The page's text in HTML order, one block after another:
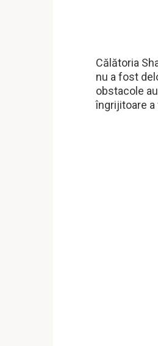
Călătoria
nu a fost
obstacole
îngrijitoare